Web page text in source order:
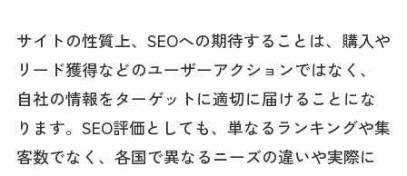
サイトの性質上、SEOへの期待することは、購入や
リード獲得などのユーザーアクションではなく、
自社の情報をターゲットに適切に届けることにな
ります。SEO評価としても、単なるランキングや集
客数でなく、各国で異なるニーズの違いや実際に